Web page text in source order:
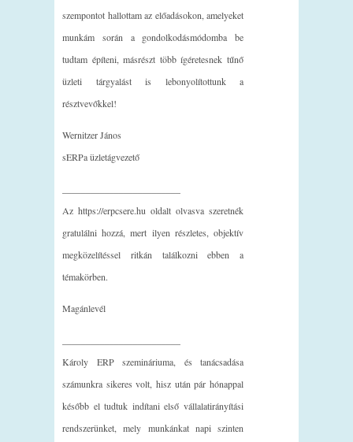
szempontot hallottam az előadásokon, amelyeket
munkám során a gondolkodásmódomba be
tudtam építeni, másrészt több ígéretesnek tűnő
üzleti tárgyalást is lebonyolítottunk a
résztvevőkkel!
Wernitzer János
sERPa üzletágvezető
Az https://erpcsere.hu oldalt olvasva szeretnék
gratulálni hozzá, mert ilyen részletes, objektív
megközelítéssel ritkán találkozni ebben a
témakörben.
Magánlevél
Károly ERP szemináriuma, és tanácsadása
számunkra sikeres volt, hisz után pár hónappal
később el tudtuk indítani első vállalatirányítási
rendszerünket, mely munkánkat napi szinten